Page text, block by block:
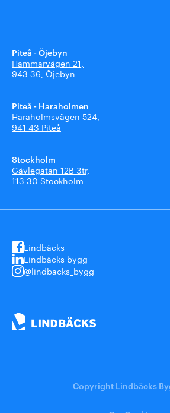
Piteå - Öjebyn
Hammarvägen 21,
943 36, Öjebyn
Piteå - Haraholmen
Haraholmsvägen 524,
941 43 Piteå
Stockholm
Gävlegatan 12B 3tr,
113 30 Stockholm
Lindbäcks
Lindbäcks bygg
@lindbacks_bygg
Copyright Lindbäcks